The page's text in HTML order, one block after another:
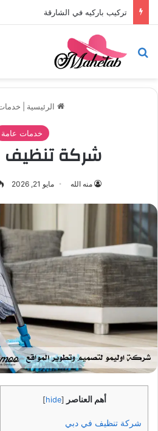
تركيب باركيه في أبوظبي
بحث عن
الرئيسية
خدمات عامة
شركة
منه الله مايو 21, 2026
أهم العناصر [
hide
]
شركة تنظيف في دبي